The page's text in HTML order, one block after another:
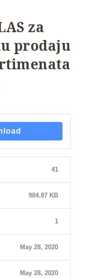
za
prodaju
41
984.87 KB
1
May 28, 2020
May 28, 2020